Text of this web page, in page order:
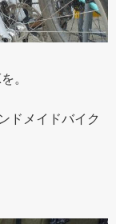
。
ドメイドバイク